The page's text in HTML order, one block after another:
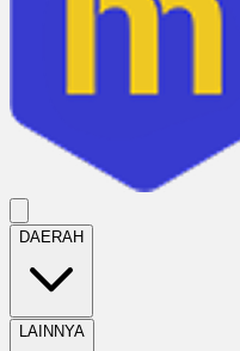
DAERAH
LAINNYA